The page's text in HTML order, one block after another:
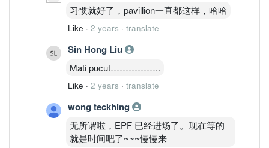
习惯就好了，pavillion一直都这样，哈哈
Like · 2 years · translate
Sin Hong Liu
Mati pucut……………..
Like · 2 years · translate
wong teckhing
无所谓啦，EPF 已经进场了。现在等的
就是时间吧了~~~慢慢来